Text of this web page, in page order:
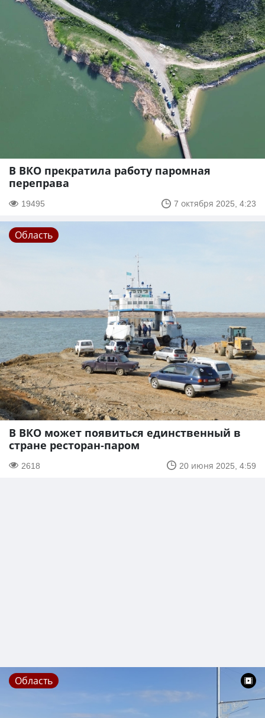
В ВКО прекратила работу паромная
переправа
19495 7 октября 2025, 4:23
Область
В ВКО может появиться единственный в
стране ресторан-паром
2618 20 июня 2025, 4:59
Область